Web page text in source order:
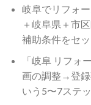
岐阜でリフォ
＋岐阜県＋市
補助条件をセ
「岐阜 リフ
画の調整→登
いう5〜7ステ